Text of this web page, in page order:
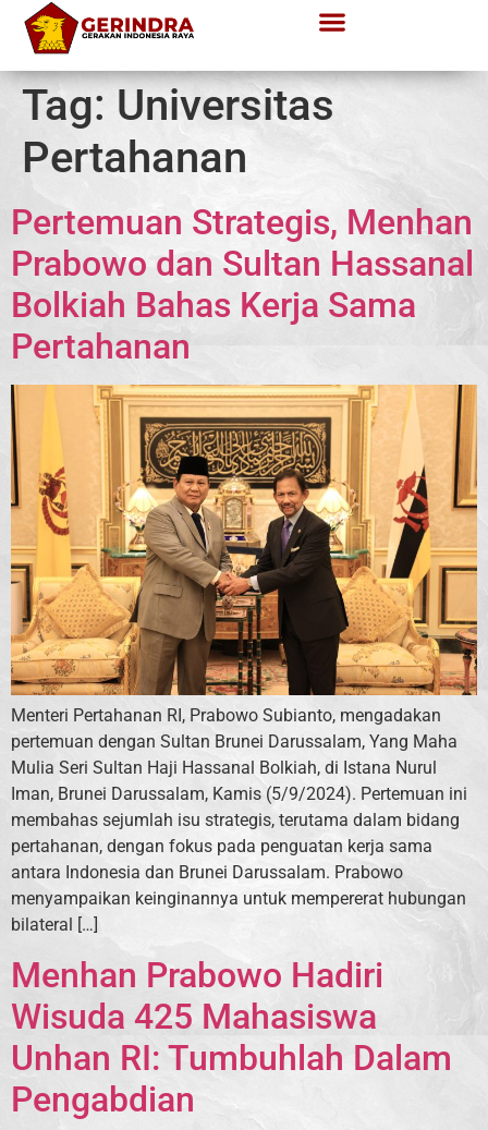
Tag: Universitas
Pertahanan
Pertemuan Strategis, Menhan
Prabowo dan Sultan Hassanal
Bolkiah Bahas Kerja Sama
Pertahanan
Menteri Pertahanan RI, Prabowo Subianto, mengadakan
pertemuan dengan Sultan Brunei Darussalam, Yang Maha
Mulia Seri Sultan Haji Hassanal Bolkiah, di Istana Nurul
Iman, Brunei Darussalam, Kamis (5/9/2024). Pertemuan ini
membahas sejumlah isu strategis, terutama dalam bidang
pertahanan, dengan fokus pada penguatan kerja sama
antara Indonesia dan Brunei Darussalam. Prabowo
menyampaikan keinginannya untuk mempererat hubungan
bilateral […]
Menhan Prabowo Hadiri
Wisuda 425 Mahasiswa
Unhan RI: Tumbuhlah Dalam
Pengabdian